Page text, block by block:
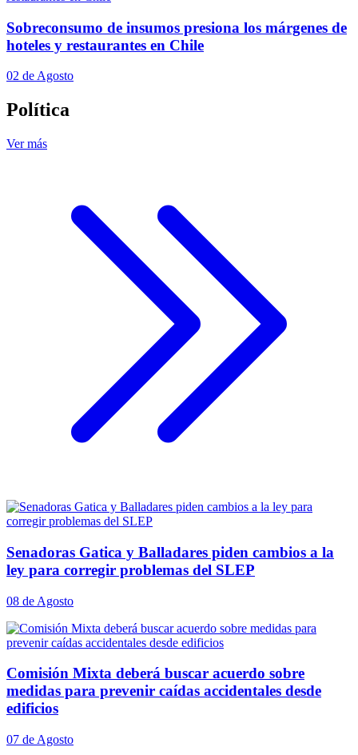
Sobreconsumo de insumos presiona los márgenes de
hoteles y restaurantes en Chile
02 de Agosto
Política
Ver más
Senadoras Gatica y Balladares piden cambios a la
ley para corregir problemas del SLEP
08 de Agosto
Comisión Mixta deberá buscar acuerdo sobre
medidas para prevenir caídas accidentales desde
edificios
07 de Agosto